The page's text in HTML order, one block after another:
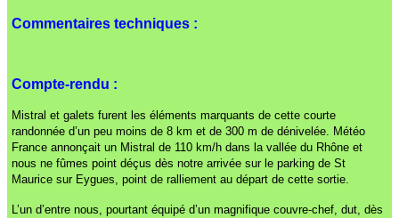
Commentaires techniques :
Compte-rendu :
Mistral et galets furent les éléments marquants de cette courte
randonnée d’un peu moins de 8 km et de 300 m de dénivelée. Météo
France annonçait un Mistral de 110 km/h dans la vallée du Rhône et
nous ne fûmes point déçus dès notre arrivée sur le parking de St
Maurice sur Eygues, point de ralliement au départ de cette sortie.
L’un d’entre nous, pourtant équipé d’un magnifique couvre-chef, dut, dès